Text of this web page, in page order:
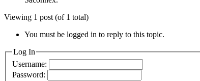
Viewing 1 post (of 1 total)
You must be logged in to reply to this topic.
Log In
Username:
Password: